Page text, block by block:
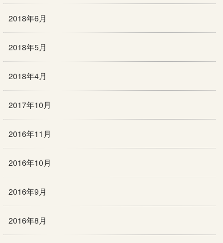
2018年6月
2018年5月
2018年4月
2017年10月
2016年11月
2016年10月
2016年9月
2016年8月